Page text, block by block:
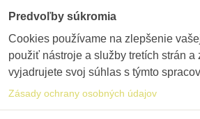
Predvoľby súkromia
Cookies používame na zlepšenie
použiť nástroje a služby tretích strán
vyjadrujete svoj súhlas s týmto
Zásady ochrany osobných údajov